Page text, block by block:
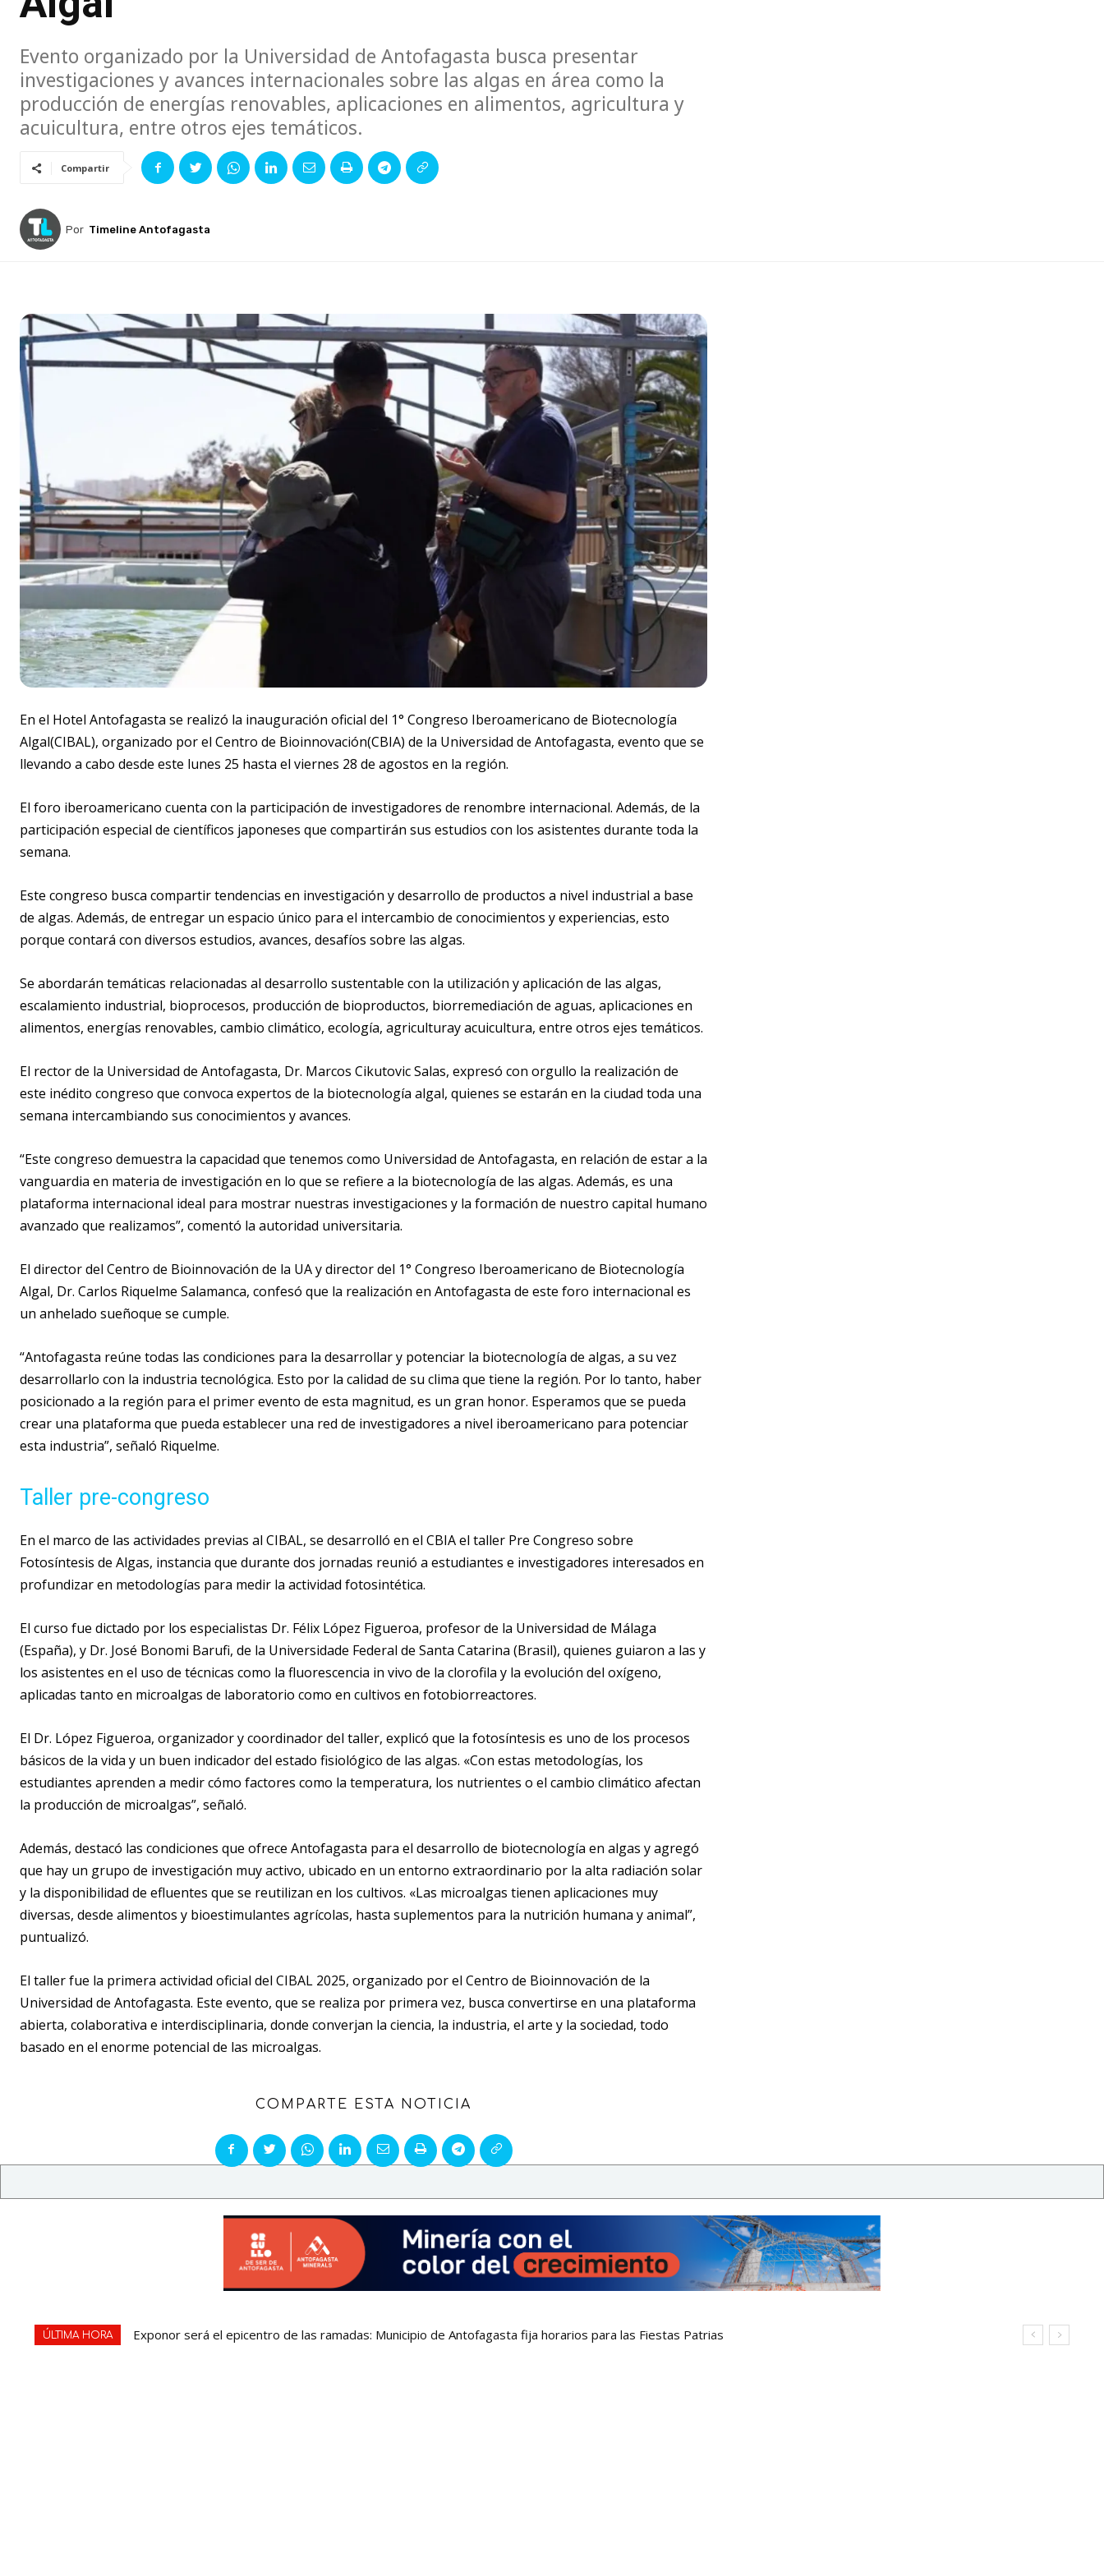
Evento organizado por la Universidad de Antofagasta busca presentar
investigaciones y avances internacionales sobre las algas en área como la
producción de energías renovables, aplicaciones en alimentos, agricultura y
acuicultura, entre otros ejes temáticos.
Compartir
Por Timeline Antofagasta
En el Hotel Antofagasta se realizó la inauguración oficial del 1° Congreso Iberoamericano de Biotecnología
Algal(CIBAL), organizado por el Centro de Bioinnovación(CBIA) de la Universidad de Antofagasta, evento que se
llevando a cabo desde este lunes 25 hasta el viernes 28 de agostos en la región.
El foro iberoamericano cuenta con la participación de investigadores de renombre internacional. Además, de la
participación especial de científicos japoneses que compartirán sus estudios con los asistentes durante toda la
semana.
Este congreso busca compartirtendencias en investigación y desarrollo de productos a nivel industrial a base
de algas. Además, de entregar un espacio único para el intercambio de conocimientos y experiencias, esto
porque contará con diversos estudios, avances, desafíos sobre las algas.
Se abordarán temáticas relacionadas al desarrollo sustentable con la utilización y aplicación de las algas,
escalamiento industrial, bioprocesos, producción de bioproductos, biorremediación de aguas, aplicaciones en
alimentos, energías renovables, cambio climático, ecología, agriculturayacuicultura, entre otros ejes temáticos.
El rector de la Universidad de Antofagasta, Dr. Marcos CikutovicSalas, expresó con orgullo la realización de
este inédito congreso que convoca expertos de la biotecnología algal, quienes se estarán en la ciudad toda una
semana intercambiando sus conocimientos y avances.
“Este congreso demuestra la capacidad que tenemos como Universidad de Antofagasta, en relación de estar a la
vanguardia en materia de investigación en lo que se refiere a la biotecnología de las algas. Además, es una
plataforma internacional ideal para mostrar nuestras investigaciones y la formación de nuestro capital humano
avanzado que realizamos”, comentó la autoridad universitaria.
El director del Centro de Bioinnovación de la UA y director del 1° Congreso Iberoamericano de Biotecnología
Algal, Dr. Carlos Riquelme Salamanca, confesó que la realización en Antofagasta de este foro internacional es
un anhelado sueñoque se cumple.
“Antofagasta reúne todas las condiciones para la desarrollar y potenciar la biotecnología de algas, a su vez
desarrollarlo con la industria tecnológica. Esto por la calidad de su clima que tiene la región. Por lo tanto, haber
posicionado a la región para el primer evento de esta magnitud, es un gran honor. Esperamos que se pueda
crear una plataforma que pueda establecer una red de investigadores a nivel iberoamericano para potenciar
esta industria”, señaló Riquelme.
Taller pre-congreso
En el marco de las actividades previas al CIBAL, se desarrolló en el CBIA el taller Pre Congreso sobre
Fotosíntesis de Algas, instancia que durante dos jornadas reunió a estudiantes e investigadores interesados en
profundizar en metodologías para medir la actividad fotosintética.
El curso fue dictado por los especialistas Dr. Félix López Figueroa, profesor de la Universidad de Málaga
(España), y Dr. José Bonomi Barufi, de la Universidade Federal de Santa Catarina (Brasil), quienes guiaron a las y
los asistentes en el uso de técnicas como la fluorescencia in vivo de la clorofila y la evolución del oxígeno,
aplicadas tanto en microalgas de laboratorio como en cultivos en fotobiorreactores.
El Dr. López Figueroa, organizador y coordinador del taller, explicó que la fotosíntesis es uno de los procesos
básicos de la vida y un buen indicador del estado fisiológico de las algas. «Con estas metodologías, los
estudiantes aprenden a medir cómo factores como la temperatura, los nutrientes o el cambio climático afectan
la producción de microalgas”, señaló.
Además, destacó las condiciones que ofrece Antofagasta para el desarrollo de biotecnología en algas y agregó
que hay un grupo de investigación muy activo, ubicado en un entorno extraordinario por la alta radiación solar
y la disponibilidad de efluentes que se reutilizan en los cultivos. «Las microalgas tienen aplicaciones muy
diversas, desde alimentos y bioestimulantes agrícolas, hasta suplementos para la nutrición humana y animal”,
puntualizó.
El taller fue la primera actividad oficial del CIBAL 2025, organizado por el Centro de Bioinnovación de la
Universidad de Antofagasta. Este evento, que se realiza por primera vez, busca convertirse en una plataforma
abierta, colaborativa e interdisciplinaria, donde converjan la ciencia, la industria, el arte y la sociedad, todo
basado en el enorme potencial de las microalgas.
COMPARTE ESTA NOTICIA